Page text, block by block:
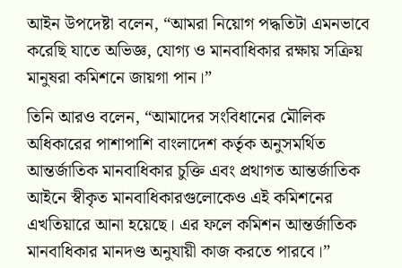
আইন উপদেষ্টা বলেন, “আমরা নিয়োগ পদ্ধতিটা এমনভাবে
করেছি যাতে অভিজ্ঞ, যোগ্য ও মানবাধিকার রক্ষায় সক্রিয়
মানুষরা কমিশনে জায়গা পান।”
তিনি আরও বলেন, “আমাদের সংবিধানের মৌলিক
অধিকারের পাশাপাশি বাংলাদেশ কর্তৃক অনুসমর্থিত
আন্তর্জাতিক মানবাধিকার চুক্তি এবং প্রথাগত আন্তর্জাতিক
আইনে স্বীকৃত মানবাধিকারগুলোকেও এই কমিশনের
এখতিয়ারে আনা হয়েছে। এর ফলে কমিশন আন্তর্জাতিক
মানবাধিকার মানদণ্ড অনুযায়ী কাজ করতে পারবে।”